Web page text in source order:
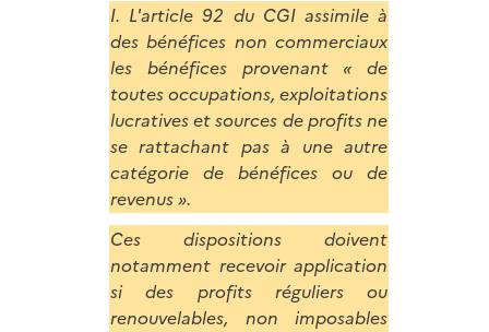
I. L'article 92 du CGI assimile à
des bénéfices non commerciaux
les bénéfices provenant « de
toutes occupations, exploitations
lucratives et sources de profits ne
se rattachant pas à une autre
catégorie de bénéfices ou de
revenus ».
Ces dispositions doivent
notamment recevoir application
si des profits réguliers ou
renouvelables, non imposables